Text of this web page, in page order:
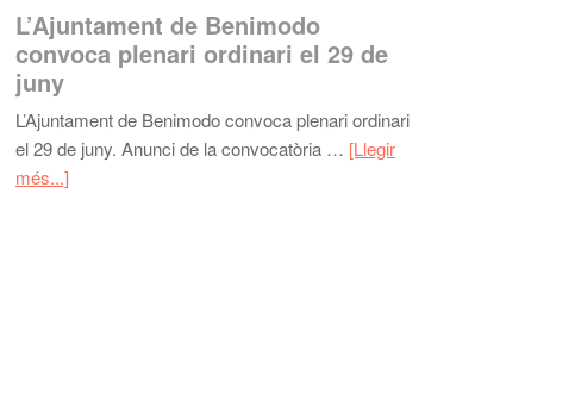
L’Ajuntament de Benimodo
convoca plenari ordinari el 29 de
juny
L’Ajuntament de Benimodo convoca plenari ordinari
el 29 de juny. Anunci de la convocatòria … [Llegir
més...]